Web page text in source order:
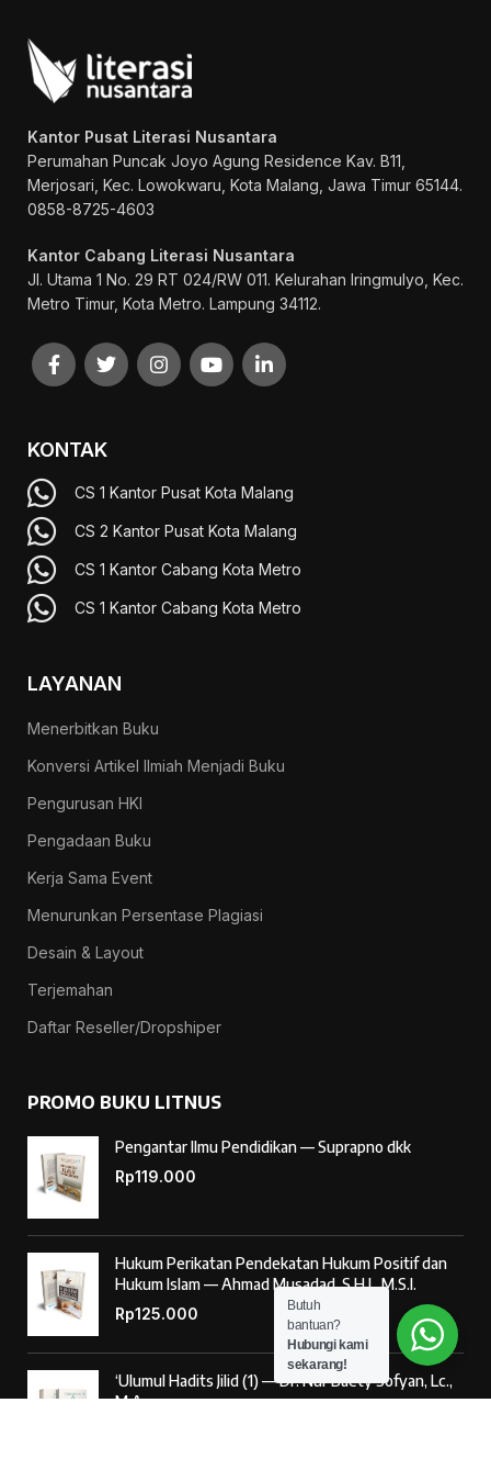
Kantor Pusat Literasi Nusantara
Perumahan Puncak Joyo Agung Residence Kav. B11,
Merjosari, Kec. Lowokwaru, Kota Malang, Jawa Timur 65144.
0858-8725-4603
Kantor Cabang Literasi Nusantara
Jl. Utama 1 No. 29 RT 024/RW 011. Kelurahan Iringmulyo, Kec.
Metro Timur, Kota Metro. Lampung 34112.
KONTAK
CS 1 Kantor Pusat Kota Malang
CS 2 Kantor Pusat Kota Malang
CS 1 Kantor Cabang Kota Metro
CS 1 Kantor Cabang Kota Metro
LAYANAN
Menerbitkan Buku
Konversi Artikel Ilmiah Menjadi Buku
Pengurusan HKI
Pengadaan Buku
Kerja Sama Event
Menurunkan Persentase Plagiasi
Desain & Layout
Terjemahan
Daftar Reseller/Dropshiper
PROMO BUKU LITNUS
Pengantar Ilmu Pendidikan — Suprapno dkk
Rp119.000
Hukum Perikatan Pendekatan Hukum Positif dan
Hukum Islam — Ahmad Musadad, S.H.I., M.S.I.
Rp125.000
‘Ulumul Hadits Jilid (1) — Dr. Nur Baety Sofyan, Lc.,
M.A.
Butuh
bantuan?
Hubungi kami
sekarang!